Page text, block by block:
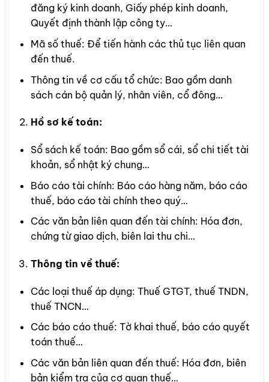
đăng ký kinh doanh, Giấy phép kinh doanh,
Quyết định thành lập công ty…
Mã số thuế: Để tiến hành các thủ tục liên quan
đến thuế.
Thông tin về cơ cấu tổ chức: Bao gồm danh
sách cán bộ quản lý, nhân viên, cổ đông…
Hồ sơ kế toán:
Sổ sách kế toán: Bao gồm sổ cái, sổ chi tiết tài
khoản, sổ nhật ký chung…
Báo cáo tài chính: Báo cáo hàng năm, báo cáo
thuế, báo cáo tài chính theo quý…
Các văn bản liên quan đến tài chính: Hóa đơn,
chứng từ giao dịch, biên lai thu chi…
Thông tin về thuế:
Các loại thuế áp dụng: Thuế GTGT, thuế TNDN,
thuế TNCN…
Các báo cáo thuế: Tờ khai thuế, báo cáo quyết
toán thuế…
Các văn bản liên quan đến thuế: Hóa đơn, biên
bản kiểm tra của cơ quan thuế…